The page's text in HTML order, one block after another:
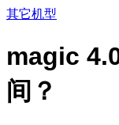
其它机型
magic
间？